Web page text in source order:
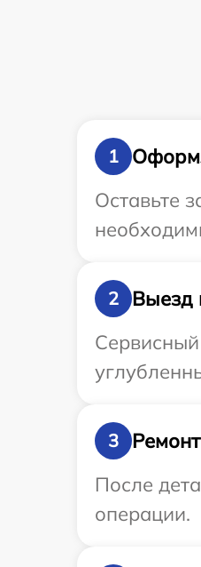
1
Оставьте
2
Выезд
3
После
операции.